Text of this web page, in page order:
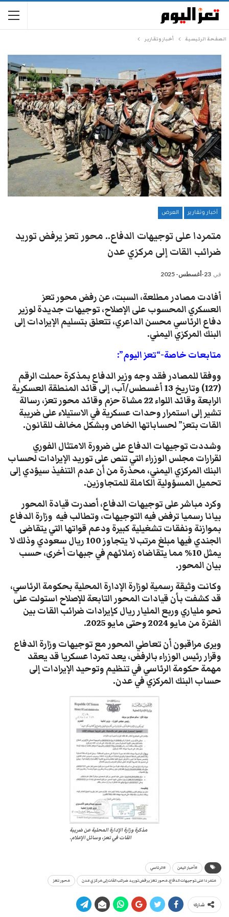
الصفحة الرئيسية أخبار وتقارير
أخبار وتقارير العرض
متمردا على توجيهات الدفاع.. محور تعز يرفض توريد
ضرائب القات إلى مركزي عدن
في 23-أغسطس- 2025
أفادت مصادر مطلعة، السبت، عن رفض محور تعز
العسكري المحسوب على الإصلاح، توجيهات جديدة لوزير
دفاع الرئاسي محسن الداعري، تتعلق بتسليم الإيرادات إلى
البنك المركزي اليمني.
متابعات خاصة-“تعز اليوم”:
ووفقا للمصادر فقد وجه وزير الدفاع بمذكرة حملت الرقم
(127) وتاريخ 13 أغسطس/آب، إلى قائد المنطقة العسكرية
الرابعة وقائد اللواء 22 مشاة حزم وقائد محور تعز، رسالة
تشير إلى استمرار وحدات عسكرية في الاستيلاء على ضريبة
القات بتعز” لحساباتها الخاص وبشكل مخالف للقانون.
وشددت توجيهات الدفاع على ضرورة الامتثال الفوري
لقرارات مجلس الوزراء التي تنص على توريد الإيرادات لحساب
البنك المركزي اليمني، محذرة من أن عدم التنفيذ سيؤدي إلى
تحميل المسؤولية الكاملة للمتجاوزين.
وكرد مباشر على توجيهات الدفاع، أصدرت قيادة المحور
بيانا رسميا ترفض فيه التوجيهات، وتطالب فيه وزارة الدفاع
بموازنة ونفقات تشغيلية كبيرة ودعم قواتها التي يتقاضى
الجندي فيها مبلغ مرتب لا يتجاوز 100 ريال سعودي وذلك لا
يمثل 10% مما يتقاضاه زملائهم في جبهات أخرى، حسب
بيان المحور.
وكانت وثيقة رسمية لوزارة الإدارة المحلية بحكومة الرئاسي،
قد كشفت بأن قيادات المحور التابعة للإصلاح استولت على
نحو ملياري وربع المليار ريال كإيرادات ضرائب القات بين
الفترة من مايو 2024 وحتى مايو 2025.
ويرى مراقبون أن تعاطي المحور مع توجيهات وزارة الدفاع
وقرار رئيس الوزراء بالرفض، يعد تمردا عسكريا قد يعقد
مهمة حكومة الرئاسي في تنظيم وتوحيد الإيرادات إلى
حساب البنك المركزي في عدن.
مذكرة وزارة الإدارة المحلية عن ضريبة
القات في تعز، وسائل الإعلام.
#أخبار اليمن #الرئاسي
متمردا على توجيهات الدفاع.. محور تعز يرفض توريد ضرائب القات إلى مركزي عدن محور تعز
شارك